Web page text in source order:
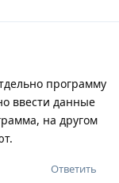
программу
ввести данные
на другом
Ответить